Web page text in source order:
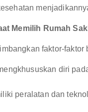
Memilih Rumah
faktor-faktor
diri
peralatan dan